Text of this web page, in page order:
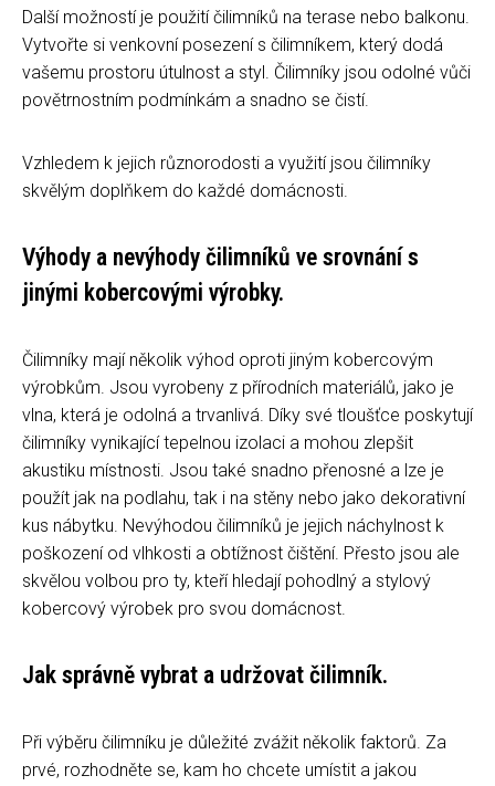
Další možností je použití čilimníků na terase nebo balkonu.
Vytvořte si venkovní posezení s čilimníkem, který dodá
vašemu prostoru útulnost a styl. Čilimníky jsou odolné vůči
povětrnostním podmínkám a snadno se čistí.
Vzhledem k jejich různorodosti a využití jsou čilimníky
skvělým doplňkem do každé domácnosti.
Výhody a nevýhody čilimníků ve srovnání s
jinými kobercovými výrobky.
Čilimníky mají několik výhod oproti jiným kobercovým
výrobkům. Jsou vyrobeny z přírodních materiálů, jako je
vlna, která je odolná a trvanlivá. Díky své tloušťce poskytují
čilimníky vynikající tepelnou izolaci a mohou zlepšit
akustiku místnosti. Jsou také snadno přenosné a lze je
použít jak na podlahu, tak i na stěny nebo jako dekorativní
kus nábytku. Nevýhodou čilimníků je jejich náchylnost k
poškození od vlhkosti a obtížnost čištění. Přesto jsou ale
skvělou volbou pro ty, kteří hledají pohodlný a stylový
kobercový výrobek pro svou domácnost.
Jak správně vybrat a udržovat čilimník.
Při výběru čilimníku je důležité zvážit několik faktorů. Za
prvé, rozhodněte se, kam ho chcete umístit a jakou